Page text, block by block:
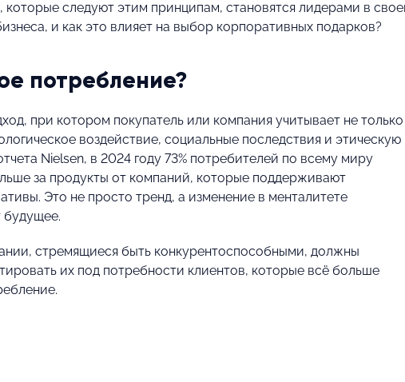
следуют этим принципам, становятся лидерами в
и как это влияет на выбор корпоративных подарков?
потребление?
при котором покупатель или компания учитывает не только
воздействие, социальные последствия и этическую
Nielsen, в 2024 году 73% потребителей по всему миру
за продукты от компаний, которые поддерживают
Это не просто тренд, а изменение в менталитете
будущее.
стремящиеся быть конкурентоспособными, должны
их под потребности клиентов, которые всё больше